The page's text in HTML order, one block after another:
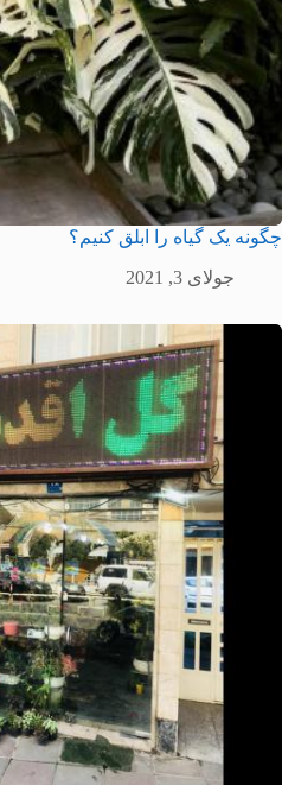
چگونه یک گیاه را ابلق کنیم؟
جولای 3, 2021